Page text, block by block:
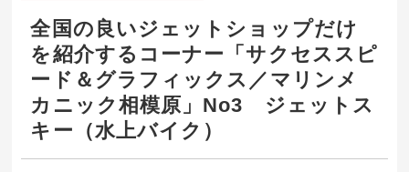
全国の良いジェットショップだけ
を紹介するコーナー「サクセススピ
ード＆グラフィックス／マリンメ
カニック相模原」No3 ジェットス
キー（水上バイク）